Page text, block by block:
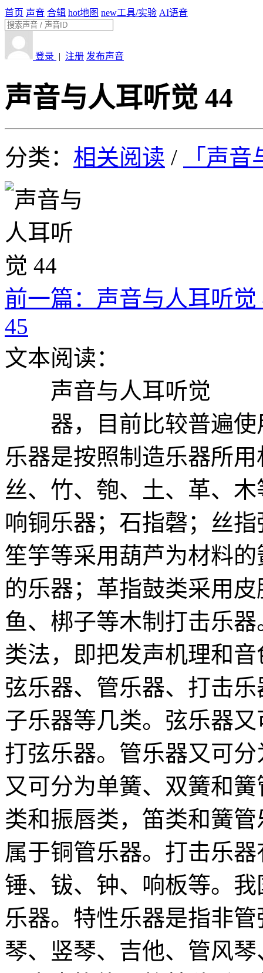
首页 声音 合辑 hot地图 new工具/实验 AI语音
登录 | 注册 发布声音
声音与人耳听觉 44
分类： 相关阅读 / 「声
前一篇：声音与人耳听觉
45
文本阅读：
声音与人耳听觉
器，目前比较普遍使
乐器是按照制造乐器所
丝、竹、匏、土、革、
响铜乐器；石指磬；丝
笙竽等采用葫芦为材料
的乐器；革指鼓类采用
鱼、梆子等木制打击乐
类法，即把发声机理和
弦乐器、管乐器、打击
子乐器等几类。弦乐器
打弦乐器。管乐器又可
又可分为单簧、双簧和
类和振唇类，笛类和簧
属于铜管乐器。打击乐
锤、钹、钟、响板等。
乐器。特性乐器是指非
琴、竖琴、吉他、管风